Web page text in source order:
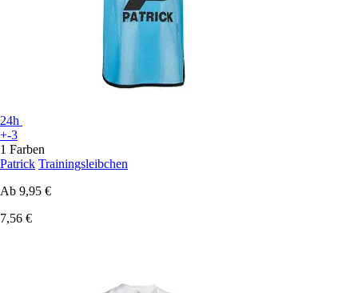
24h
+-3
1 Farben
Patrick Trainingsleibchen
Ab 9,95 €
7,56 €